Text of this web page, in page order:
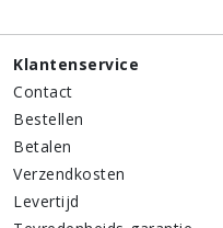
Klantenservice
Contact
Bestellen
Betalen
Verzendkosten
Levertijd